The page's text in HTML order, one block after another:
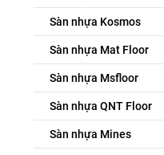
Sàn nhựa Kosmos
Sàn nhựa Mat Floor
Sàn nhựa Msfloor
Sàn nhựa QNT Floor
Sàn nhựa Mines